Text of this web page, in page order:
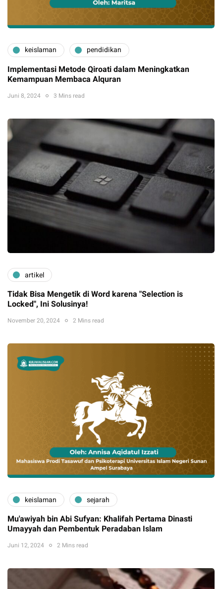
keislaman pendidikan
Implementasi Metode Qiroati dalam Meningkatkan
Kemampuan Membaca Alquran
Juni 8, 2024 3 Mins read
artikel
Tidak Bisa Mengetik di Word karena "Selection is
Locked", Ini Solusinya!
November 20, 2024 2 Mins read
keislaman sejarah
Mu'awiyah bin Abi Sufyan: Khalifah Pertama Dinasti
Umayyah dan Pembentuk Peradaban Islam
Juni 12, 2024 2 Mins read